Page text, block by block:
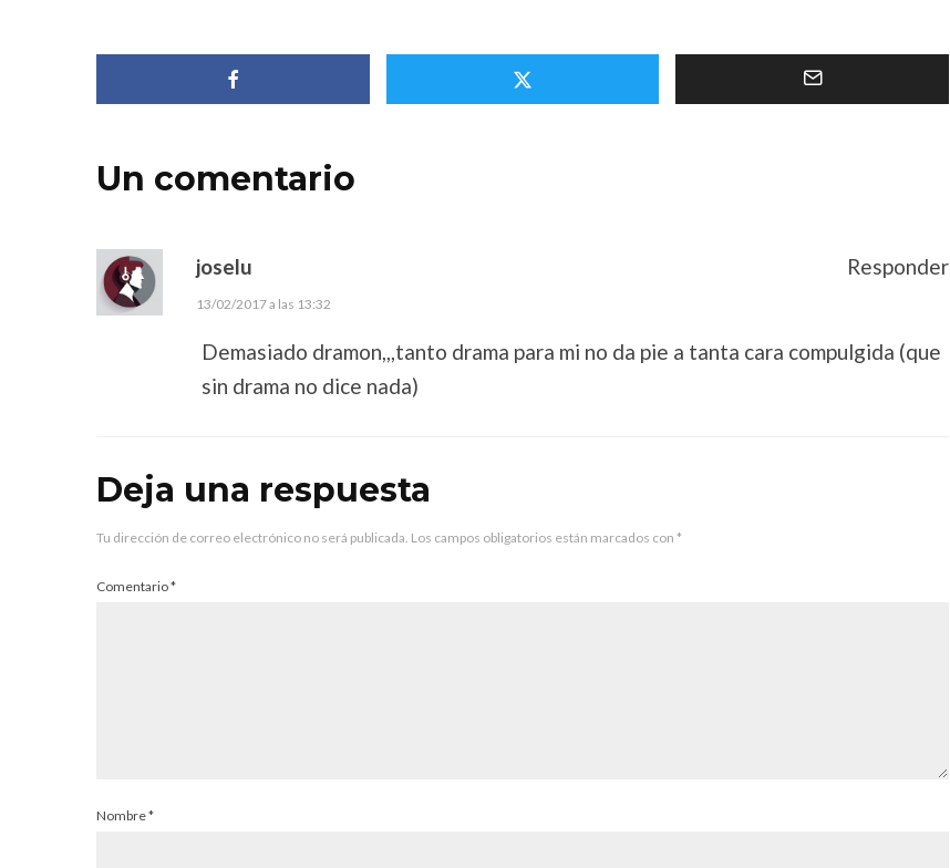
Un comentario
joselu
13/02/2017 a las 13:32
Demasiado dramon,,,tanto drama para mi no da pie a tanta cara compulgida (que
sin drama no dice nada)
Responder
Deja una respuesta
Tu dirección de correo electrónico no será publicada. Los campos obligatorios están marcados con *
Comentario*
Nombre*